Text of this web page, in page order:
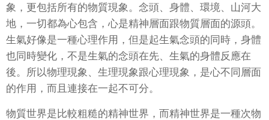
象，更包括所有的物質現象。念頭、身體、環境、山河大
地，一切都為心包含，心是精神層面跟物質層面的源頭。
生氣好像是一種心理作用，但是起生氣念頭的同時，身體
也同時變化，不是生氣的念頭在先、生氣的身體反應在
後。所以物理現象、生理現象跟心理現象，是心不同層面
的作用，而且連接在一起不可分。
物質世界是比較粗糙的精神世界，而精神世界是一種次物